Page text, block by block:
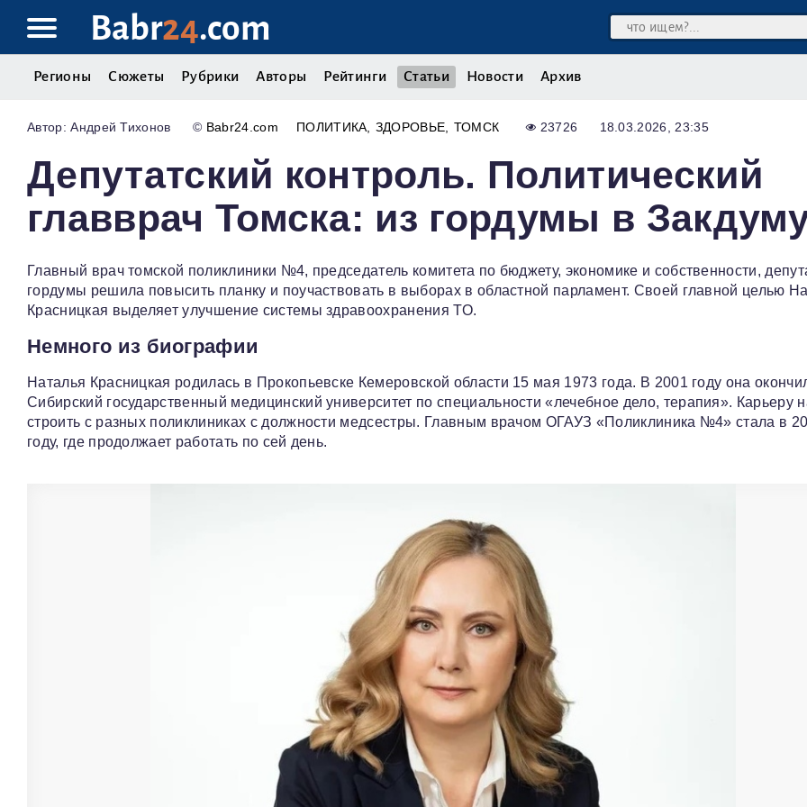
Babr24.com
Регионы Сюжеты Рубрики Авторы Рейтинги Статьи Новости Архив
Андрей Тихонов © Babr24.com ПОЛИТИКА ЗДОРОВЬЕ ТОМСК 23726 18.03.2026, 23:35
Депутатский контроль. Политический
главврач Томска: из гордумы в
Главный врач томской поликлиники №4, председатель комитета по бюджету, экономике и собственности,
гордумы решила повысить планку и поучаствовать в выборах в областной парламент. Своей главной целью
Красницкая выделяет улучшение системы здравоохранения ТО.
Немного из биографии
Наталья Красницкая родилась в Прокопьевске Кемеровской области 15 мая 1973 года. В 2001 году она
Сибирский государственный медицинский университет по специальности «лечебное дело, терапия». Карьеру
строить с разных поликлиниках с должности медсестры. Главным врачом ОГАУЗ «Поликлиника №4» стала в
году, где продолжает работать по сей день.